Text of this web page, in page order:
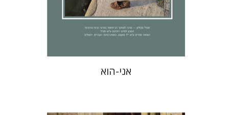
הנחת אתר ספר מודפס
$32
אני-הוא